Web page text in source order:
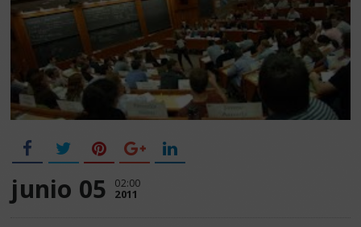
junio 05 02:00
2011